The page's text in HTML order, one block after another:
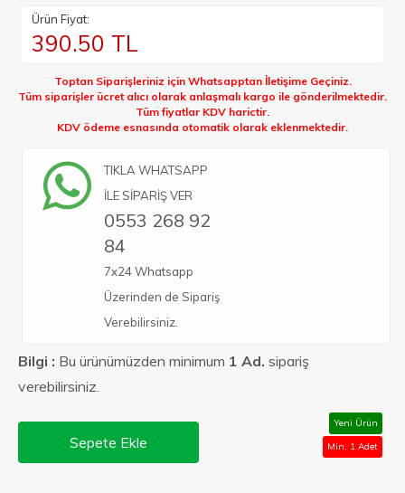
Ürün Fiyat:
390.50 TL
Toptan Siparişleriniz için Whatsapptan İletişime Geçiniz.
Tüm siparişler ücret alıcı olarak anlaşmalı kargo ile gönderilmektedir.
Tüm fiyatlar KDV harictir.
KDV ödeme esnasında otomatik olarak eklenmektedir.
TIKLA WHATSAPP
İLE SİPARİŞ VER
0553 268 92
84
7x24 Whatsapp
Üzerinden de Sipariş
Verebilirsiniz.
Bilgi : Bu ürünümüzden minimum 1 Ad. sipariş
verebilirsiniz.
Sepete Ekle
Yeni Ürün
Min. 1 Adet